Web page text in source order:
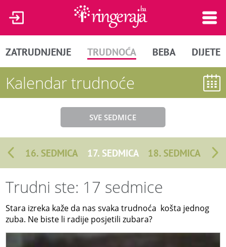
ZATRUDNJENJE TRUDNOĆA BEBA DIJETE
Kalendar trudnoće
SVE SEDMICE
16. SEDMICA 17. SEDMICA 18. SEDMICA
Trudni ste: 17 sedmice
Stara izreka kaže da nas svaka trudnoća košta jednog
zuba. Ne biste li radije posjetili zubara?